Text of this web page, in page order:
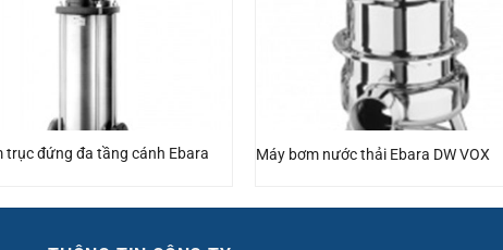
trục đứng đa tầng cánh Ebara Máy bơm nước thải Ebara DW VOX